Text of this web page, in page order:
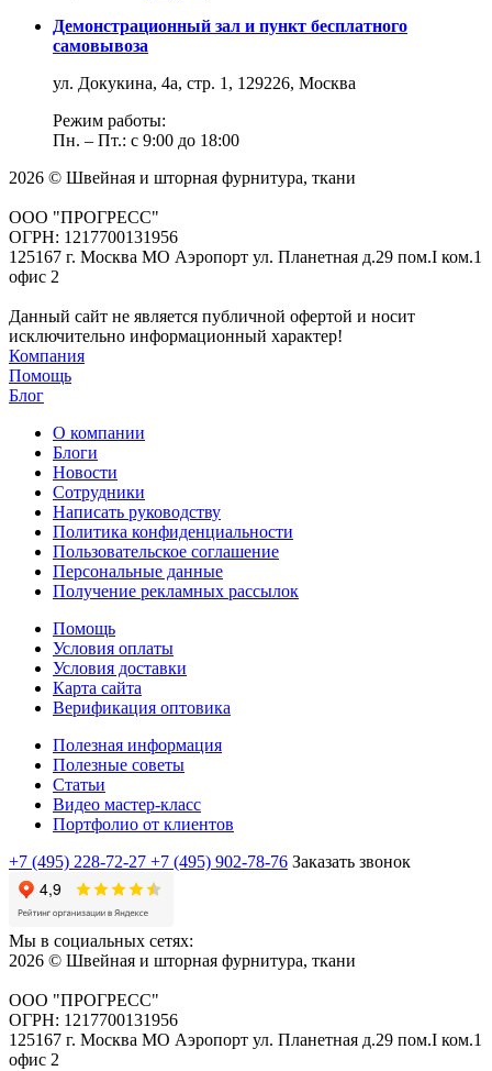
Демонстрационный зал и пункт бесплатного
самовывоза
ул. Докукина, 4а, стр. 1, 129226, Москва
Режим работы:
Пн. – Пт.: с 9:00 до 18:00
2026 © Швейная и шторная фурнитура, ткани
ООО "ПРОГРЕСС"
ОГРН: 1217700131956
125167 г. Москва МО Аэропорт ул. Планетная д.29 пом.I ком.1
офис 2
Данный сайт не является публичной офертой и носит
исключительно информационный характер!
Компания
Помощь
Блог
О компании
Блоги
Новости
Сотрудники
Написать руководству
Политика конфиденциальности
Пользовательское соглашение
Персональные данные
Получение рекламных рассылок
Помощь
Условия оплаты
Условия доставки
Карта сайта
Верификация оптовика
Полезная информация
Полезные советы
Статьи
Видео мастер-класс
Портфолио от клиентов
+7 (495) 228-72-27 +7 (495) 902-78-76 Заказать звонок
Мы в социальных сетях:
2026 © Швейная и шторная фурнитура, ткани
ООО "ПРОГРЕСС"
ОГРН: 1217700131956
125167 г. Москва МО Аэропорт ул. Планетная д.29 пом.I ком.1
офис 2